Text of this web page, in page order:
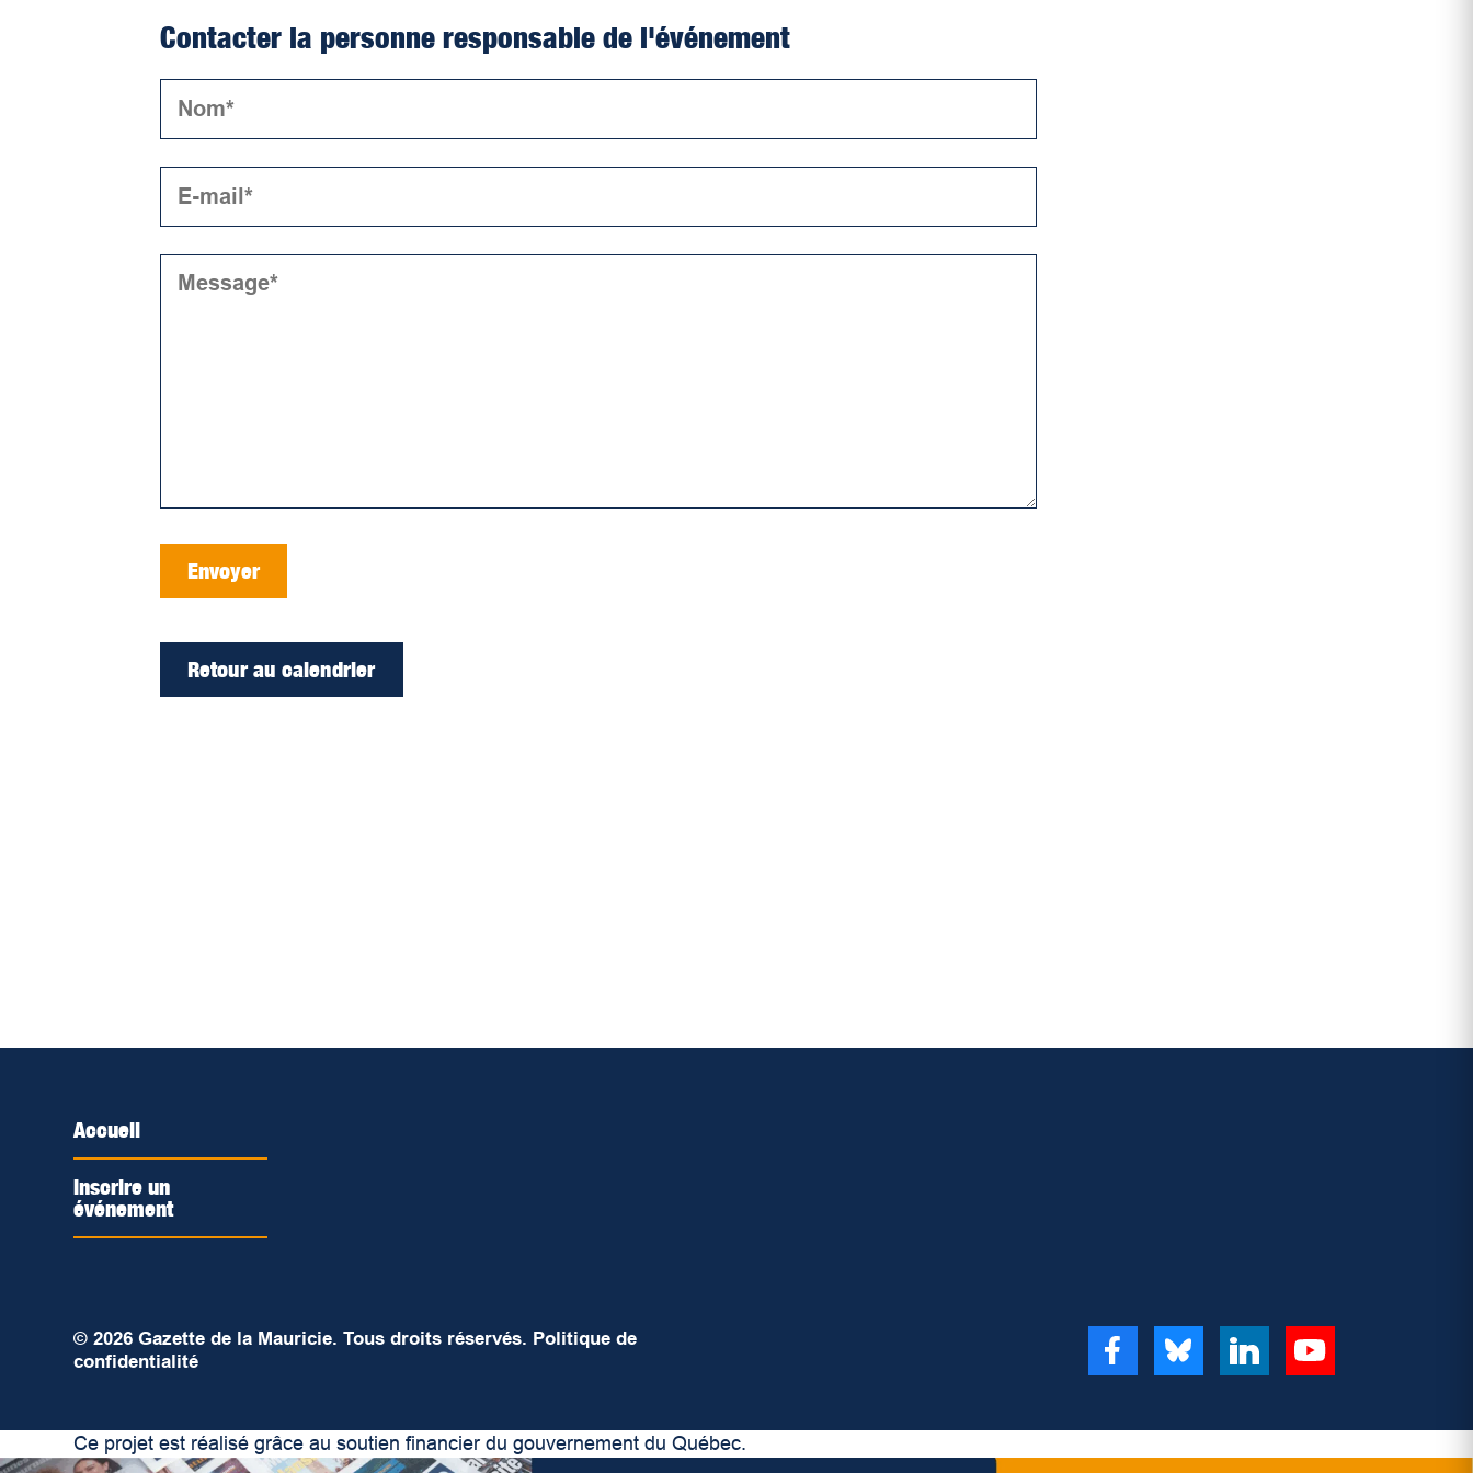
Contacter la personne responsable de l'événement
Envoyer
Retour au calendrier
Accueil
Inscrire un
événement
© 2026 Gazette de la Mauricie. Tous droits réservés. Politique de
confidentialité
Ce projet est réalisé grâce au soutien financier du gouvernement du Québec.